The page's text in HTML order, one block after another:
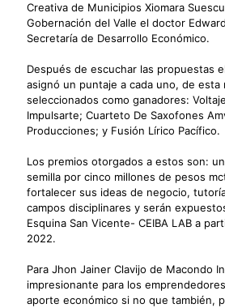
Creativa de Municipios Xiomara
Gobernación del Valle el doctor
Secretaría de Desarrollo Económico.
Después de escuchar las propuestas
asignó un puntaje a cada uno, de esta
seleccionados como ganadores:
Impulsarte; Cuarteto De Saxofones
Producciones; y Fusión Lírico Pacífico.
Los premios otorgados a estos son:
semilla por cinco millones de pesos
fortalecer sus ideas de negocio,
campos disciplinares y serán
Esquina San Vicente- CEIBA LAB a
2022.
Para Jhon Jainer Clavijo de Macondo
impresionante para los
aporte económico si no que también,